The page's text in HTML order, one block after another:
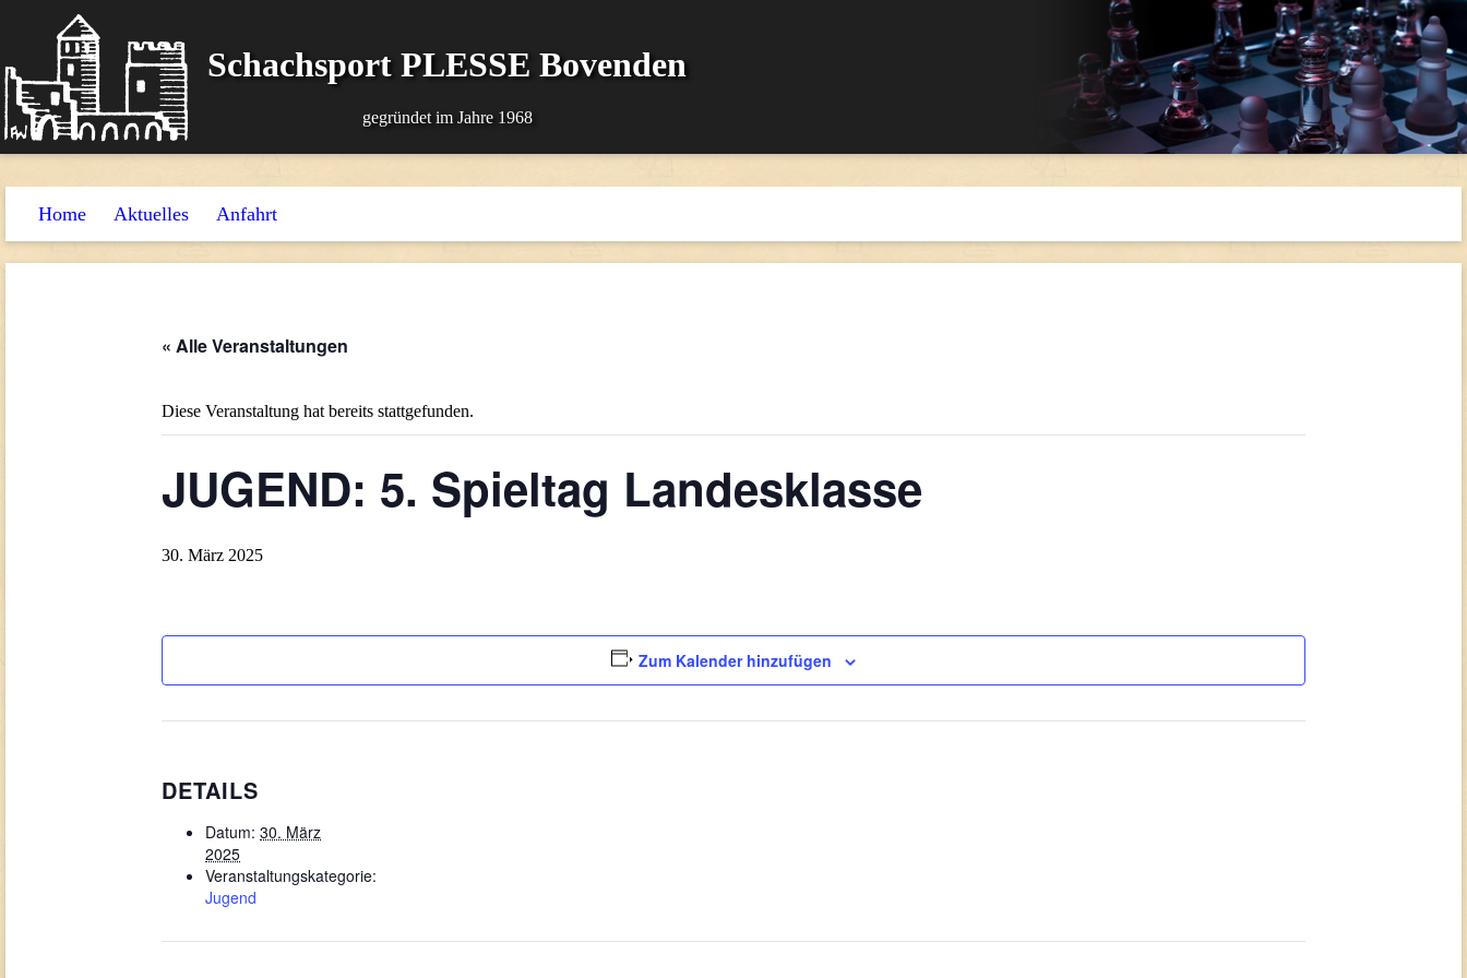
Schachsport PLESSE Bovenden
gegründet im Jahre 1968
Home Aktuelles Anfahrt
« Alle Veranstaltungen
Diese Veranstaltung hat bereits stattgefunden.
JUGEND: 5. Spieltag Landesklasse
30. März 2025
Zum Kalender hinzufügen
DETAILS
Datum: 30. März
2025
Veranstaltungskategorie:
Jugend